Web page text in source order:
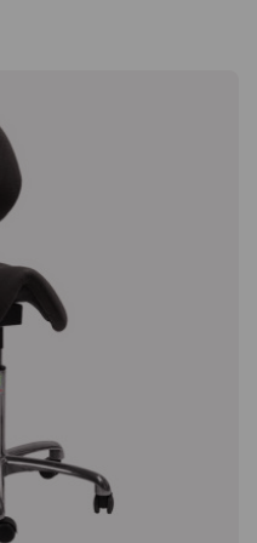
Rückens. Verstellbare
stärker werden und
Haltbar und langlebig
Møbellaboratoriet AB
einer Last von 100 Kilo
Stoff-Spezifikationen:
Wolle und 12 Prozent
hohe
Alcantara: Ein
synthetischem
gereinigt als auch mit
des Herstellers
von 150.000
Smart fördert aktives
mit verstellbarer
für mehr Bewegung
und reduziert